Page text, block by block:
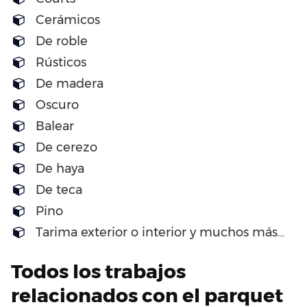
Cerámicos
De roble
Rústicos
De madera
Oscuro
Balear
De cerezo
De haya
De teca
Pino
Tarima exterior o interior y muchos más…
Todos los trabajos
relacionados con el parquet